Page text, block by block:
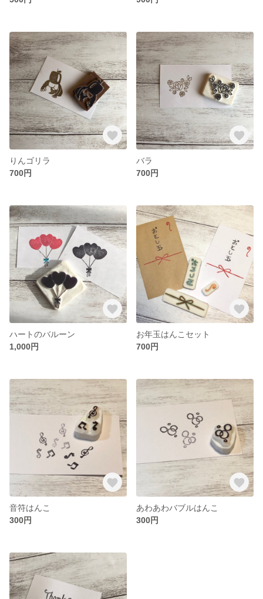
りんゴリラ
700円
バラ
700円
ハートのバルーン
1,000円
お年玉はんこセット
700円
音符はんこ
300円
あわあわバブルはんこ
300円